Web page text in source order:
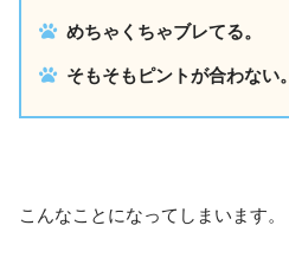
めちゃくちゃブレてる。
そもそもピントが合わない。
こんなことになってしまいます。